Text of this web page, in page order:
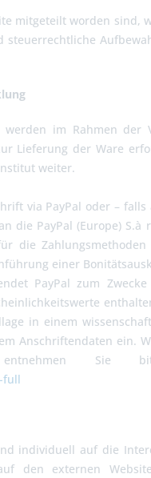
mitgeteilt worden
im Rahmen
Lieferung der Ware
weiter.
via PayPal oder –
PayPal (Europe) S.à
die
einer
PayPal zum
in einem
Anschriftendaten ein.
Sie
full
individuell auf die
den externen